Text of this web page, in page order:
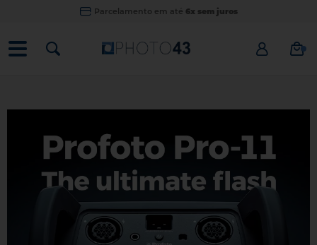
Parcelamento em até 6x sem juros